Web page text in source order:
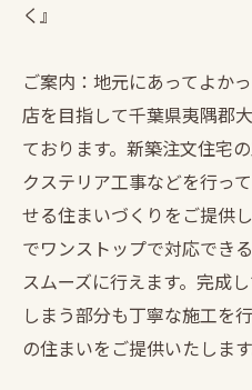
く』
ご案内：地元にあってよか
店を目指して千葉県夷隅郡
ております。新築注文住宅
クステリア工事などを行っ
せる住まいづくりをご提供
でワンストップで対応でき
スムーズに行えます。完成
しまう部分も丁寧な施工を
の住まいをご提供いたします